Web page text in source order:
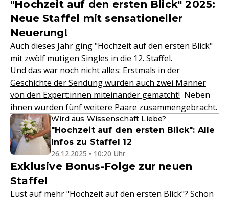
"Hochzeit auf den ersten Blick" 2025:
Neue Staffel mit sensationeller
Neuerung!
Auch dieses Jahr ging "Hochzeit auf den ersten Blick"
mit zwölf mutigen Singles in die 12. Staffel.
Und das war noch nicht alles: Erstmals in der
Geschichte der Sendung wurden auch zwei Männer
von den Expert:innen miteinander gematcht! Neben
ihnen wurden fünf weitere Paare zusammengebracht.
Wird aus Wissenschaft Liebe?
"Hochzeit auf den ersten Blick": Alle
Infos zu Staffel 12
26.12.2025 • 10:20 Uhr
Exklusive Bonus-Folge zur neuen
Staffel
Lust auf mehr "Hochzeit auf den ersten Blick"? Schon